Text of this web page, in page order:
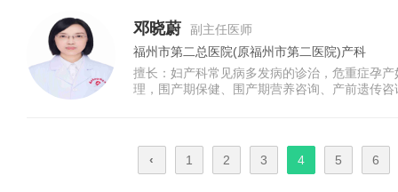
邓晓蔚
副主任医师
福州市第二总医院(原福州市第二医院)产科
擅长：妇产科常见病多发病的诊治，危重症孕
理，围产期保健、围产期营养咨询、产前遗传
‹ 1 2 3 4 5 6